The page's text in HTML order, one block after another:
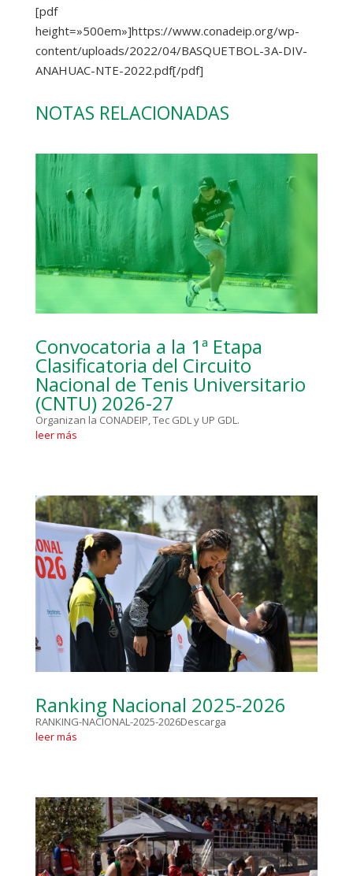
[pdf
height=»500em»]https://www.conadeip.org/wp-
content/uploads/2022/04/BASQUETBOL-3A-DIV-
ANAHUAC-NTE-2022.pdf[/pdf]
NOTAS RELACIONADAS
Convocatoria a la 1ª Etapa
Clasificatoria del Circuito
Nacional de Tenis Universitario
(CNTU) 2026-27
Organizan la CONADEIP, Tec GDL y UP GDL.
leer más
Ranking Nacional 2025-2026
RANKING-NACIONAL-2025-2026Descarga
leer más